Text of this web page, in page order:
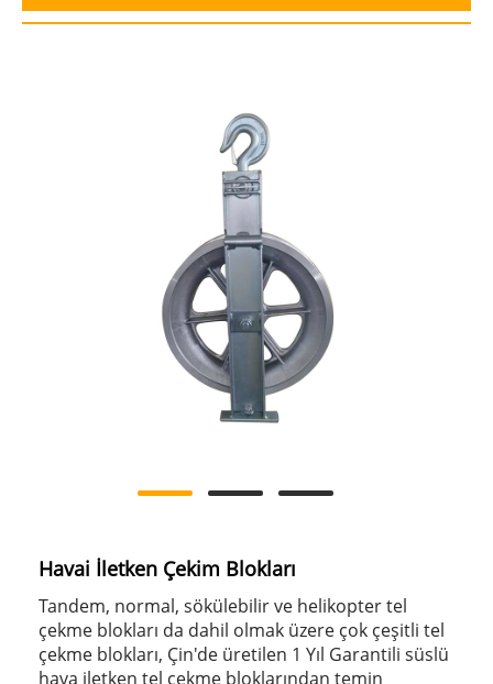
Havai İletken Çekim Blokları
Tandem, normal, sökülebilir ve helikopter tel
çekme blokları da dahil olmak üzere çok çeşitli tel
çekme blokları, Çin'de üretilen 1 Yıl Garantili süslü
hava iletken tel çekme bloklarından temin